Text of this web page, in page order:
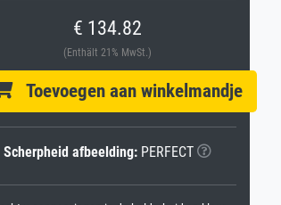
€ 134.82
(Enthält 21% MwSt.)
Toevoegen aan winkelmandje
Scherpheid afbeelding:PERFECT